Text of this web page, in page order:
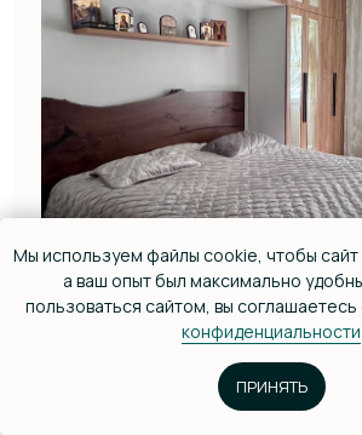
Мы используем файлы cookie, чтобы сайт
а ваш опыт был максимально
пользоваться сайтом, вы
конфиденциальности
ПРИНЯТЬ
Заказать